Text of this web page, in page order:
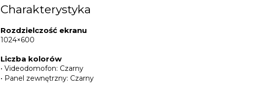
Charakterystyka
Rozdzielczość ekranu
1024×600
Liczba kolorów
• Videodomofon: Czarny
• Panel zewnętrzny: Czarny